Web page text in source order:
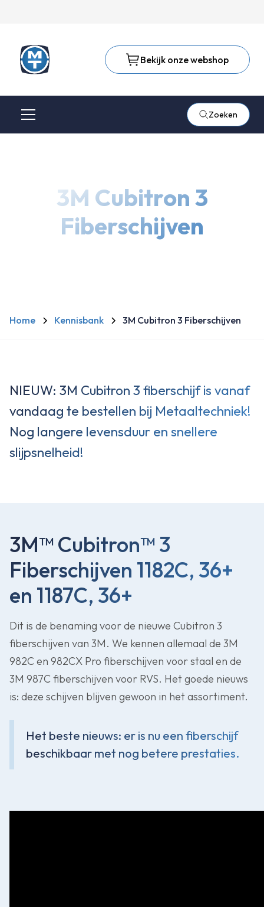
Bekijk onze webshop
Zoeken
3M Cubitron 3
Fiberschijven
Home Kennisbank 3M Cubitron 3 Fiberschijven
NIEUW: 3M Cubitron 3 fiberschijf is vanaf
vandaag te bestellen bij Metaaltechniek!
Nog langere levensduur en snellere
slijpsnelheid!
3M™ Cubitron™ 3
Fiberschijven 1182C, 36+
en 1187C, 36+
Dit is de benaming voor de nieuwe Cubitron 3
fiberschijven van 3M. We kennen allemaal de 3M
982C en 982CX Pro fiberschijven voor staal en de
3M 987C fiberschijven voor RVS. Het goede nieuws
is: deze schijven blijven gewoon in het assortiment.
Het beste nieuws: er is nu een fiberschijf
beschikbaar met nog betere prestaties.